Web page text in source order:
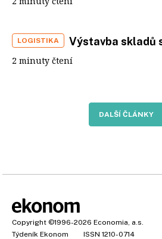
LOGISTIKA Výstavba skladů
2 minuty čtení
DALŠÍ ČLÁNKY
Copyright ©1996-2026 Economia, a.s.
Týdeník Ekonom
ISSN 1210-0714